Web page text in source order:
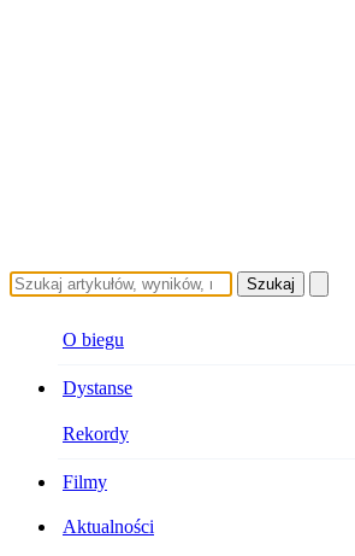
Szukaj
O biegu
Dystanse
Rekordy
Filmy
Aktualności